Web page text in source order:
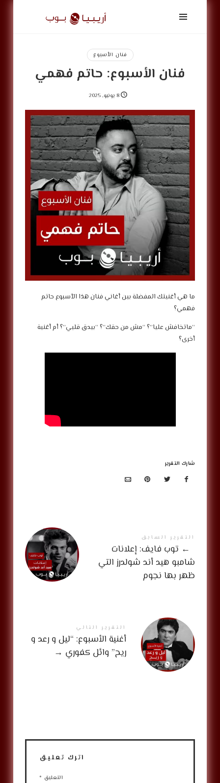
أريبيا
بوب
ArabiaPopفنان الأسبوع
فنان الأسبوع: حاتم فهمي
8 يونيو, 2025
ما هي أغنيتك المفضلة بين أغاني فنان هذا الأسبوع حاتم
فهمي؟
“ماتخافش عليا”؟ “مش من حقك”؟ “بيدق قلبي”؟ أم أغنية
أخرى؟
شارك التقرير
التقرير السابق
← توب فايف: إعلانات
شامبو هيد أند شولدرز التي
ظهر بها نجوم
التقرير التالي
أغنية الأسبوع: “ليل و رعد و
ريح” وائل كفوري →
اترك تعليق
التعليق *